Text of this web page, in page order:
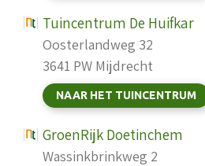
Tuincentrum De Huifkar
Oosterlandweg 32
3641 PW Mijdrecht
NAAR HET TUINCENTRUM
GroenRijk Doetinchem
Wassinkbrinkweg 2